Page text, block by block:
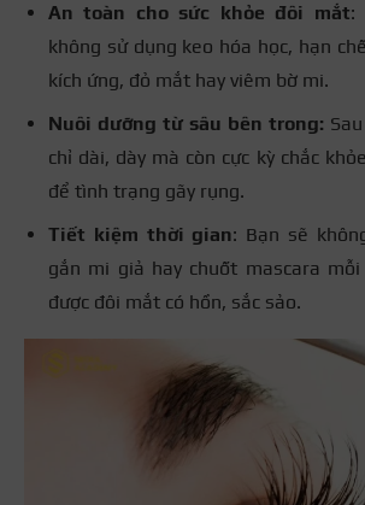
An toàn cho sức khỏe đôi mắt:
không sử dụng keo hóa học, hạn
kích ứng, đỏ mắt hay viêm bờ mi.
Nuôi dưỡng từ sâu bên trong:
chỉ dài, dày mà còn cực kỳ chắc
để tình trạng gãy rụng.
Tiết kiệm thời gian: Bạn sẽ
gắn mi giả hay chuốt mascara
được đôi mắt có hồn, sắc sảo.